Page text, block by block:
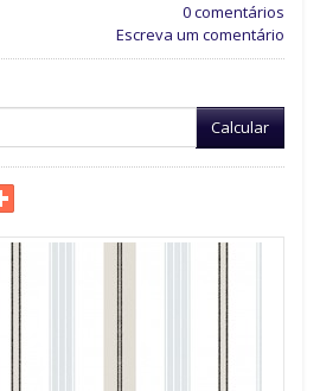
0 comentários
Escreva um comentário
Calcular